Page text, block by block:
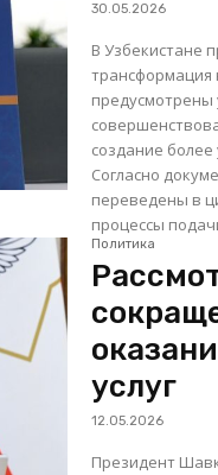
30.05.2026
В Узбекистане
трансформация
создание
Согласно
переведены в
процессы
Политика
услуг
12.05.2026
Президент